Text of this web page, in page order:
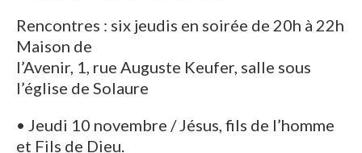
Rencontres : six jeudis en soirée de 20h à 22h
Maison de
l’Avenir, 1, rue Auguste Keufer, salle sous
l’église de Solaure
• Jeudi 10 novembre / Jésus, fils de l’homme
et Fils de Dieu.